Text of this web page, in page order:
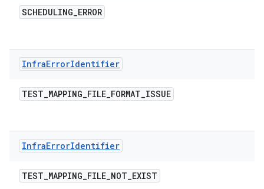
SCHEDULING_ERROR
InfraErrorIdentifier
TEST_MAPPING_FILE_FORMAT_ISSUE
InfraErrorIdentifier
TEST_MAPPING_FILE_NOT_EXIST